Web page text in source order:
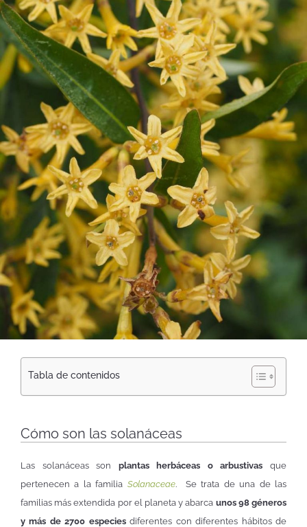
Tabla de contenidos
Cómo son las solanáceas
Las solanáceas son plantas herbáceas o arbustivasque
pertenecen a la familia Solanaceae. Se trata de una de las
familias más extendida por el planeta y abarca unos 98 géneros
y más de 2700 especiesdiferentes con diferentes hábitos de